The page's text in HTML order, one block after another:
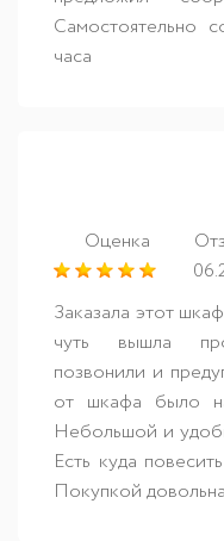
Самостоятельно
часа
Оценка
Заказала этот
чуть вышла
позвонили и
от шкафа было
Небольшой и
Есть куда
Покупкой